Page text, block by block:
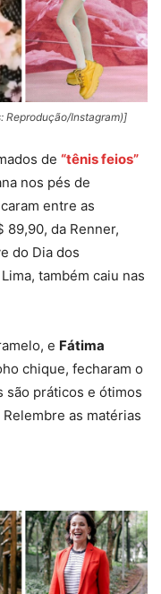
Reprodução/Instagram)]
de “tênis feios”
nos pés de
entre as
89,90, da Renner,
do Dia dos
também caiu nas
e Fátima
chique, fecharam o
são práticos e ótimos
as matérias